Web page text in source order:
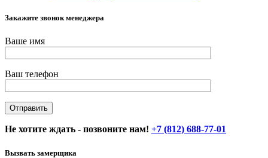
Закажите звонок менеджера
Ваше имя
Ваш телефон
Не хотите ждать - позвоните нам! +7 (812) 688-77-01
Вызвать замерщика